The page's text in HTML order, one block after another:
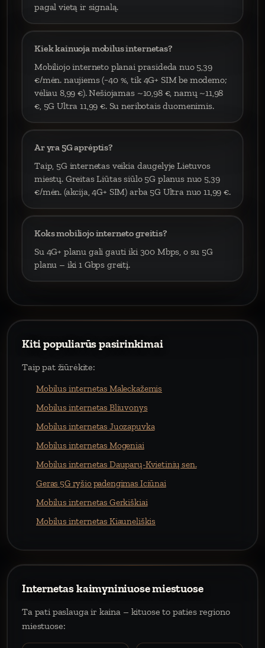
pagal vietą ir signalą.
Kiek kainuoja mobilus internetas?
Mobiliojo interneto planai prasideda nuo 5,39
€/mėn. naujiems (−40 %, tik 4G+ SIM be modemo;
vėliau 8,99 €). Nešiojamas ~10,98 €, namų ~11,98
€, 5G Ultra 11,99 €. Su neribotais duomenimis.
Ar yra 5G aprėptis?
Taip, 5G internetas veikia daugelyje Lietuvos
miestų. Greitas Liūtas siūlo 5G planus nuo 5,39
€/mėn. (akcija, 4G+ SIM) arba 5G Ultra nuo 11,99 €.
Koks mobiliojo interneto greitis?
Su 4G+ planu gali gauti iki 300 Mbps, o su 5G
planu – iki 1 Gbps greitį.
Kiti populiarūs pasirinkimai
Taip pat žiūrėkite:
Mobilus internetas Maleckažemis
Mobilus internetas Bliuvonys
Mobilus internetas Juozapuvka
Mobilus internetas Mogeniai
Mobilus internetas Dauparų-Kvietinių sen.
Geras 5G ryšio padengimas Iciūnai
Mobilus internetas Gerkiškiai
Mobilus internetas Kiauneliškis
Internetas kaimyniniuose miestuose
Ta pati paslauga ir kaina – kituose to paties regiono
miestuose: